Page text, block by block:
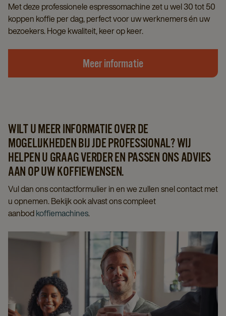
Met deze professionele espressomachine zet u wel 30 tot 50
koppen koffie per dag, perfect voor uw werknemers én uw
bezoekers. Hoge kwaliteit, keer op keer.
Meer informatie
WILT U MEER INFORMATIE OVER DE
MOGELIJKHEDEN BIJ JDE PROFESSIONAL? WIJ
HELPEN U GRAAG VERDER EN PASSEN ONS ADVIES
AAN OP UW KOFFIEWENSEN.
Vul dan ons contactformulier in en we zullen snel contact met
u opnemen. Bekijk ook alvast ons compleet
aanbodkoffiemachines.